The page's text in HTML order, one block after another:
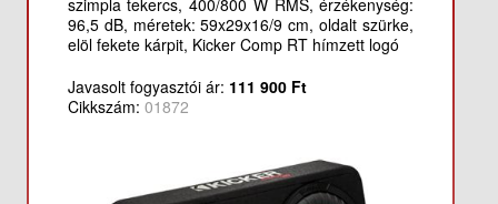
szimpla tekercs, 400/800 W RMS, érzékenység:
96,5 dB, méretek: 59x29x16/9 cm, oldalt szürke,
elöl fekete kárpit, Kicker Comp RT hímzett logó
Javasolt fogyasztói ár: 111 900 Ft
Cikkszám: 01872